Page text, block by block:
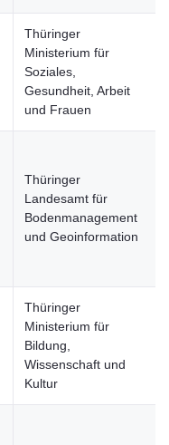
Thüringer
Ministerium für
Soziales,
Gesundheit, Arbeit
und Frauen
Thüringer
Landesamt für
Bodenmanagement
und Geoinformation
Thüringer
Ministerium für
Bildung,
Wissenschaft und
Kultur